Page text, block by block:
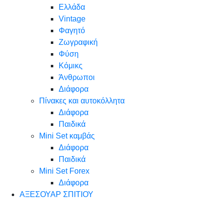
Ελλάδα
Vintage
Φαγητό
Ζωγραφική
Φύση
Κόμικς
Άνθρωποι
Διάφορα
Πίνακες και αυτοκόλλητα
Διάφορα
Παιδικά
Mini Set καμβάς
Διάφορα
Παιδικά
Mini Set Forex
Διάφορα
ΑΞΕΣΟΥΑΡ ΣΠΙΤΙΟΥ